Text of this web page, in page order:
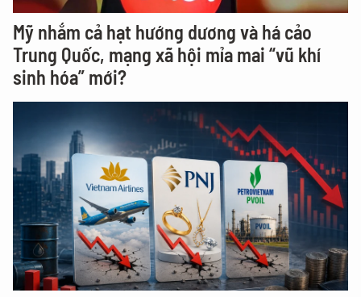
Mỹ nhắm cả hạt hướng dương và há cảo
Trung Quốc, mạng xã hội mỉa mai “vũ khí
sinh hóa” mới?